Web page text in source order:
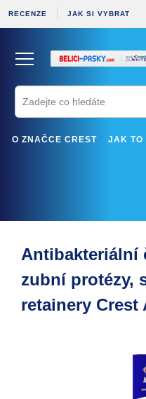
RECENZE JAK SI VYBRAT
O ZNAČCE CREST JAK TO
Antibakteriální
zubní protézy,
retainery Crest